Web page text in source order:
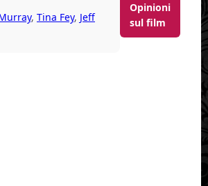
, Tina Fey, Jeff
Opinioni
sul film